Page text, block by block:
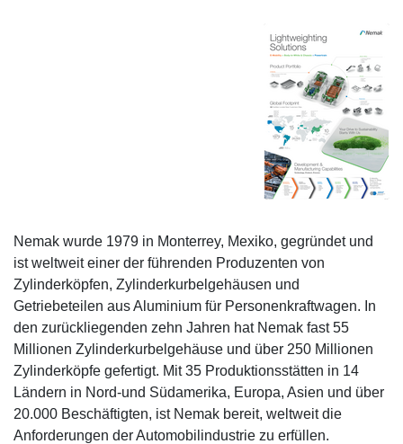
Nemak wurde 1979 in Monterrey, Mexiko, gegründet und
ist weltweit einer der führenden Produzenten von
Zylinderköpfen, Zylinderkurbelgehäusen und
Getriebeteilen aus Aluminium für Personenkraftwagen. In
den zurückliegenden zehn Jahren hat Nemak fast 55
Millionen Zylinderkurbelgehäuse und über 250 Millionen
Zylinderköpfe gefertigt. Mit 35 Produktionsstätten in 14
Ländern in Nord-und Südamerika, Europa, Asien und über
20.000 Beschäftigten, ist Nemak bereit, weltweit die
Anforderungen der Automobilindustrie zu erfüllen.